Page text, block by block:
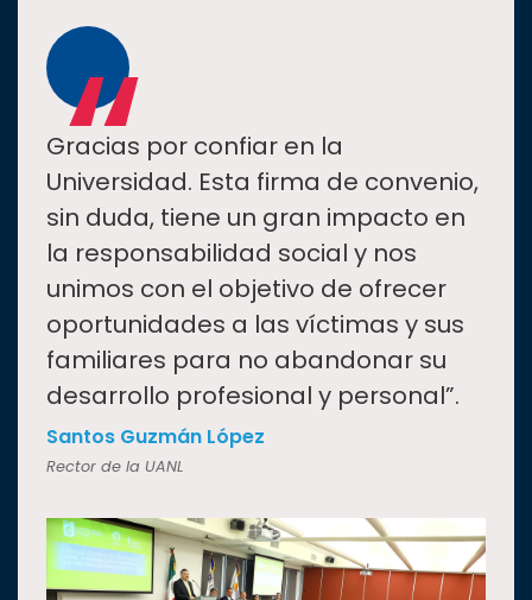
“
Gracias por confiar en la
Universidad. Esta firma de convenio,
sin duda, tiene un gran impacto en
la responsabilidad social y nos
unimos con el objetivo de ofrecer
oportunidades a las víctimas y sus
familiares para no abandonar su
desarrollo profesional y personal”.
Santos Guzmán López
Rector de la UANL